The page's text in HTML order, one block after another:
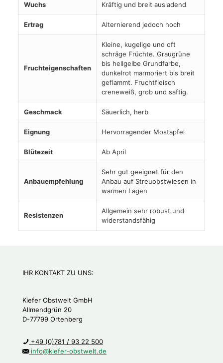
Wuchs Kräftig und breit ausladend
Ertrag Alternierend jedoch hoch
Fruchteigenschaften
Kleine, kugelige und oft
schräge Früchte. Graugrüne
bis hellgelbe Grundfarbe,
dunkelrot marmoriert bis breit
geflammt. Fruchtfleisch
creneweiß, grob und saftig.
Geschmack Säuerlich, herb
Eignung Hervorragender Mostapfel
Blütezeit Ab April
Anbauempfehlung
Sehr gut geeignet für den
Anbau auf Streuobstwiesen in
warmen Lagen
Resistenzen
Allgemein sehr robust und
widerstandsfähig
IHR KONTAKT ZU UNS:
Kiefer Obstwelt GmbH
Allmendgrün 20
D-77799 Ortenberg
+49 (0)781 / 93 22 500
info@kiefer-obstwelt.de